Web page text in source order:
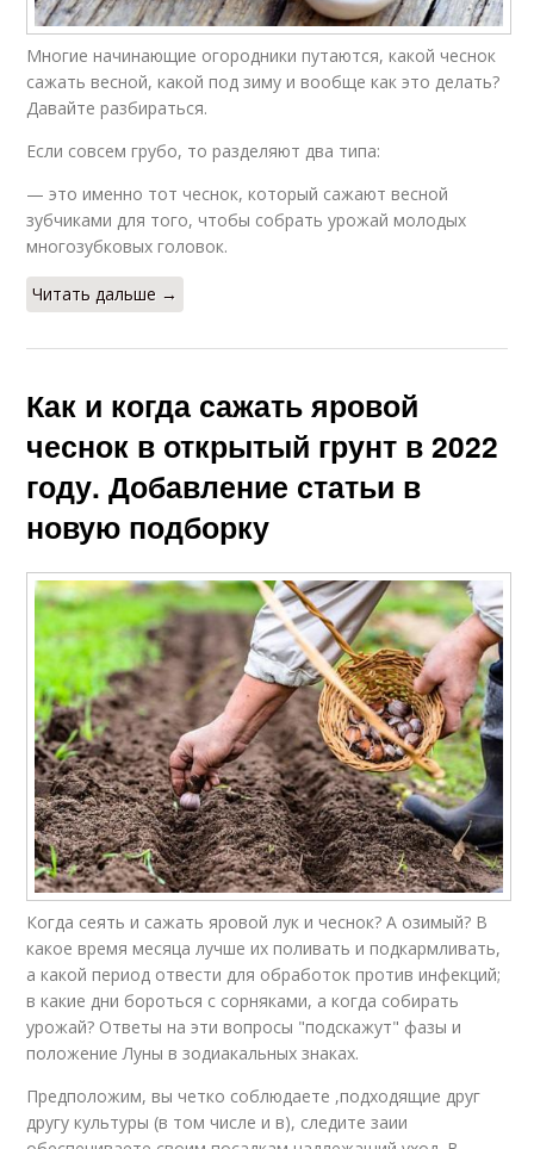
Многие начинающие огородники путаются, какой чеснок
сажать весной, какой под зиму и вообще как это делать?
Давайте разбираться.
Если совсем грубо, то разделяют два типа:
— это именно тот чеснок, который сажают весной
зубчиками для того, чтобы собрать урожай молодых
многозубковых головок.
Читать дальше →
Как и когда сажать яровой
чеснок в открытый грунт в 2022
году. Добавление статьи в
новую подборку
Когда сеять и сажать яровой лук и чеснок? А озимый? В
какое время месяца лучше их поливать и подкармливать,
а какой период отвести для обработок против инфекций;
в какие дни бороться с сорняками, а когда собирать
урожай? Ответы на эти вопросы "подскажут" фазы и
положение Луны в зодиакальных знаках.
Предположим, вы четко соблюдаете ,подходящие друг
другу культуры (в том числе и в), следите заии